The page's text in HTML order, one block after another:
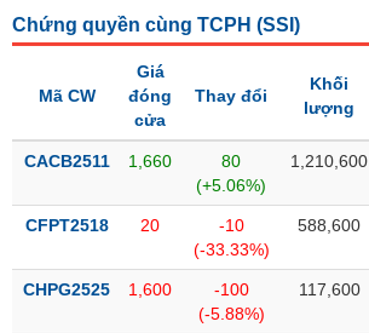
ETF
phiếu
tiết
quan
dịch
Chứng quyền cùng TCPH (SSI )
Mã CW
Giá
đóng
cửa
Thay đổi
Khối
lượng
CACB2511 1,660
80
(+5.06%)
1,210,600
CFPT2518 20
-10
(-33.33%)
588,600
CHPG2525 1,600
-100
(-5.88%)
117,600
TIN
Ngành
(-)
SECTOR